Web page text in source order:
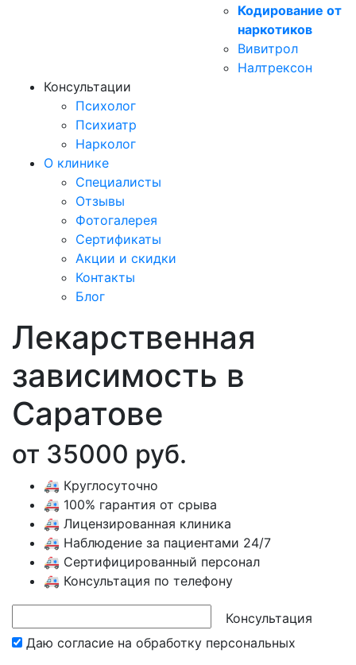
Кодирование от
наркотиков
Вивитрол
Налтрексон
Консультации
Психолог
Психиатр
Нарколог
О клинике
Специалисты
Отзывы
Фотогалерея
Сертификаты
Акции и скидки
Контакты
Блог
Лекарственная
зависимость в
Саратове
от 35000 руб.
🚑 Круглосуточно
🚑 100% гарантия от срыва
🚑 Лицензированная клиника
🚑 Наблюдение за пациентами 24/7
🚑 Сертифицированный персонал
🚑 Консультация по телефону
Консультация
Даю согласие на обработку персональных